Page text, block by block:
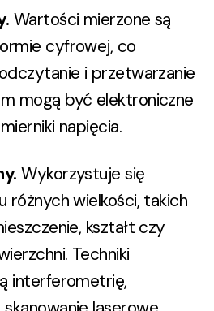
Wartości mierzone są
cyfrowej, co
i przetwarzanie
mogą być elektroniczne
napięcia.
Wykorzystuje się
różnych wielkości, takich
kształt czy
Techniki
interferometrię,